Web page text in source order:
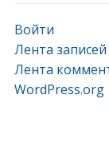
Войти
Лента записей
Лента
WordPress.org